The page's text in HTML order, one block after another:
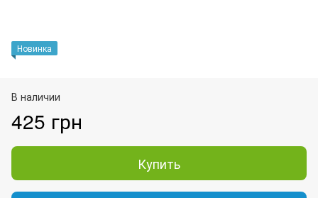
Новинка
В наличии
425 грн
Купить